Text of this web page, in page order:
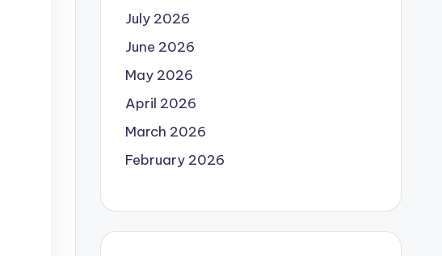
July 2026
June 2026
May 2026
April 2026
March 2026
February 2026